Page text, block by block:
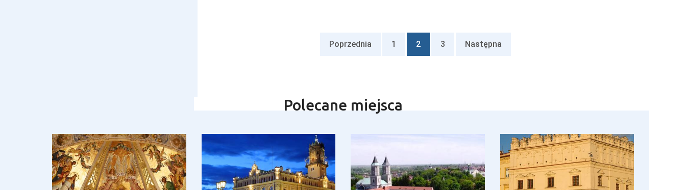
Poprzednia 1 2 3 Następna
Polecane miejsca